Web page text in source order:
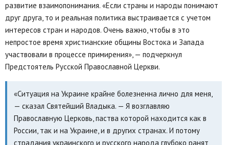
развитие взаимопонимания. «Если страны и народы понимают
друг друга, то и реальная политика выстраивается с учетом
интересов стран и народов. Очень важно, чтобы в это
непростое время христианские общины Востока и Запада
участвовали в процессе примирения», — подчеркнул
Предстоятель Русской Православной Церкви.
«Ситуация на Украине крайне болезненна лично для меня,
— сказал Святейший Владыка. — Я возглавляю
Православную Церковь, паства которой находится как в
России, так и на Украине, и в других странах. И потому
страдания украинского и русского народа глубоко ранят